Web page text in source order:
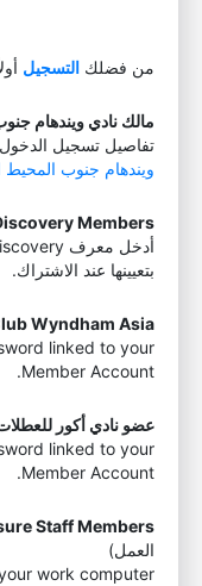
من فضلك التسجيل
مالك نادي ويندهام
تفاصيل تسجيل
ويندهام جنوب المحيط
Members
بتعيينها عند الاشتراك.
Wyndham Asia
linked to your
Member Account.
عضو نادي أكور
linked to your
Member Account.
Staff Members
العمل)
work computer